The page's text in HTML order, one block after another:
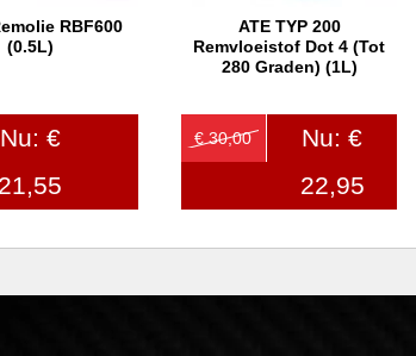
RBF600
(0.5L)
Nu: €
21,55
In winkelwagen
ATE TYP 200
Remvloeistof Dot 4 (tot
280 Graden) (1L)
€ 30,00
Nu: €
22,95